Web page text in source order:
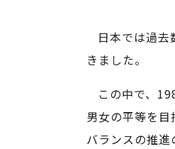
日本では過去
きました。
この中で、
男女の平等を
バランスの推